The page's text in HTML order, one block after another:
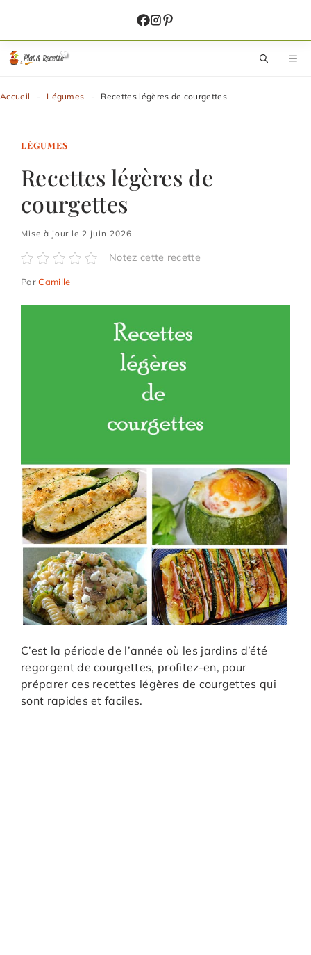
contenu
Accueil - Légumes - Recettes légères de courgettes
LÉGUMES
Recettes légères de
courgettes
Mise à jour le 2 juin 2026
Notez cette recette
ParCamille
C’est la période de l’année où les jardins d’été
regorgent de courgettes, profitez-en, pour
préparer ces recettes légères de courgettes qui
sont rapides et faciles.